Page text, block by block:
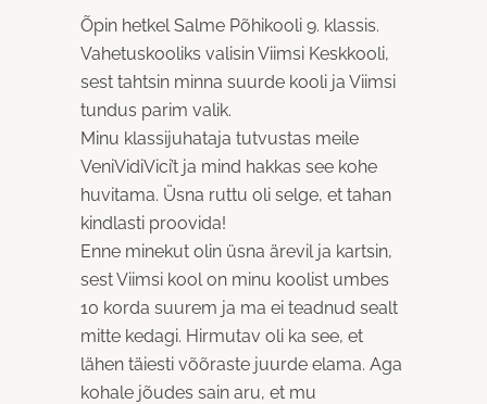
Õpin hetkel Salme Põhikooli 9. klassis.
Vahetuskooliks valisin Viimsi Keskkooli,
sest tahtsin minna suurde kooli ja Viimsi
tundus parim valik.
Minu klassijuhataja tutvustas meile
VeniVidiVici’t ja mind hakkas see kohe
huvitama. Üsna ruttu oli selge, et tahan
kindlasti proovida!
Enne minekut olin üsna ärevil ja kartsin,
sest Viimsi kool on minu koolist umbes
10 korda suurem ja ma ei teadnud sealt
mitte kedagi. Hirmutav oli ka see, et
lähen täiesti võõraste juurde elama. Aga
kohale jõudes sain aru, et mu